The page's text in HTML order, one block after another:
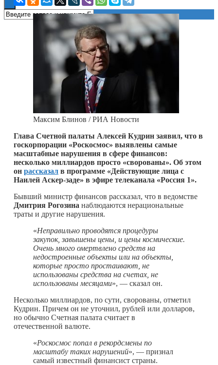
Максим Блинов / РИА Новости
Глава Счетной палаты Алексей Кудрин заявил, что в
госкорпорации «Роскосмос» выявлены самые
масштабные нарушения в сфере финансов:
несколько миллиардов просто «сворованы». Об этом
он рассказал в программе «Действующие лица с
Наилей Аскер-заде» в эфире телеканала «Россия 1».
Бывший министр финансов рассказал, что в ведомстве
Дмитрия Рогозина наблюдаются нерациональные
траты и другие нарушения.
«Неправильно проводятся процедуры
закупок, завышены цены, и цены космические.
Очень много омертвлено средств на
недостроенные объекты или на объекты,
которые просто простаивают, не
использованы средства на счетах, не
использованы месяцами», — сказал он.
Несколько миллиардов, по сути, сворованы, отметил
Кудрин. Причем он не уточнил, рублей или долларов,
но обычно Счетная палата считает в
отечественной валюте.
«Роскосмос попал в рекордсмены по
масштабу таких нарушений», — признал
самый известный финансист страны.